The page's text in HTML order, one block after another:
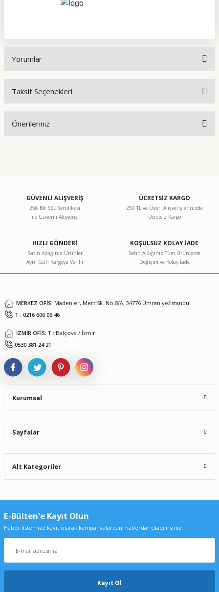
Yorumlar
Taksit Seçenekleri
Önerileriniz
Ürün resmi kalitesiz, bozuk veya görüntülenemiyor.
Ürün açıklamasında eksik bilgiler bulunuyor.
Ürün fiyatı diğer sitelerden daha pahalı.
Bu ürüne benzer farklı alternatifler olmalı.
BINDER ED 56 Doğal Konveksiyonlu Etüv – %30 Enerji Tasarrufu
82.310,40 TL
GÜVENLİ ALIŞVERİŞ
256 Bit SSL Sertifikası
ile Güvenli Alışveriş
ÜCRETSİZ KARGO
250 TL ve Üzeri Alışverişlerinizde
Ücretsiz Kargo
HIZLI GÖNDERİ
Satın Aldığınız Ürünler
Aynı Gün Kargoya Verilir
KOŞULSUZ KOLAY İADE
Satın Aldığınız Tüm Ürünlerde
Değişim ve Kolay İade
MERKEZ OFİS: Madenler, Mert Sk. No:8/A, 34776 Ümraniye/İstanbul
T : 0216 606 06 46
İZMİR OFİS: T : Balçova / İzmir
0530 381 24 21
Kurumsal
Sayfalar
Alt Kategoriler
E-Bülten'e Kayıt Olun
Haber listemize kayıt olarak kampanyalardan, haberdar olabilirsiniz.
Kayıt Ol